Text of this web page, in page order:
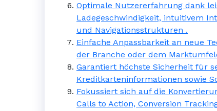
Optimale Nutzererfahrung dank
Ladegeschwindigkeit, intuitivem
und Navigationsstrukturen .
Einfache Anpassbarkeit an neue
der Branche oder dem
Garantiert höchste Sicherheit für
Kreditkarteninformationen sowie
Fokussiert sich auf die
Calls to Action, Conversion